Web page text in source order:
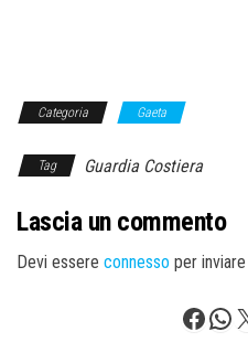
Categoria Gaeta
Tag Guardia Costiera
Lascia un commento
Devi essere connesso per
X